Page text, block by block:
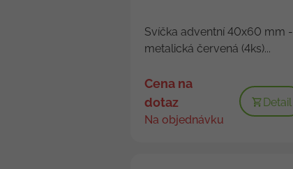
Svíčka adventní 40x60 mm -
metalická červená (4ks)...
Cena na
dotaz
Na objednávku
Detail